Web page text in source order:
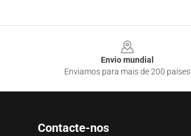
Envio mundial
Enviamos para mais de 200 países
Contacte-nos